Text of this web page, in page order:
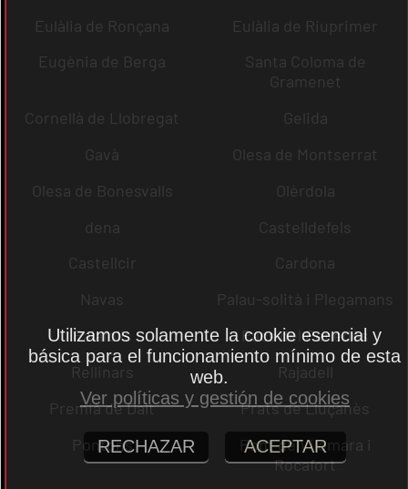
Eulàlia de Ronçana
Eulàlia de Riuprimer
Eugènia de Berga
Santa Coloma de
Gramenet
Cornellà de Llobregat
Gelida
Gavà
Olesa de Montserrat
Olesa de Bonesvalls
Olèrdola
dena
Castelldefels
Castellcir
Cardona
Navas
Palau-solità i Plegamans
Palafolls
Pacs del Penedès
Rellinars
Rajadell
Premià de Dalt
Prats de Lluçanès
Pontons
Pont de Vilomara i
Rocafort
Utilizamos solamente la cookie esencial y
básica para el funcionamiento mínimo de esta
web.
Ver políticas y gestión de cookies
RECHAZAR ACEPTAR